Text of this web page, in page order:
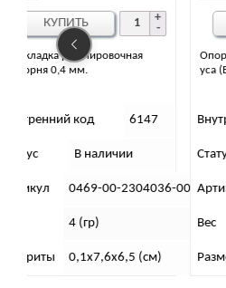
00
Опора шкворня мост Спайсер 4
уса (Ваксойл-Сервис)
Внутренний код
Статус В наличии
Артикул 3160-00-2304017-11
Размеры 4,5 х 10 х 4,5
КУПИТЬ